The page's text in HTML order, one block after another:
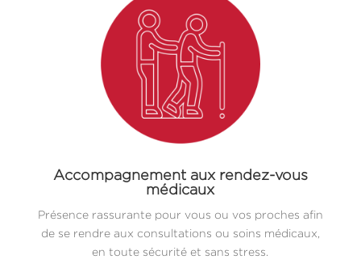
Accompagnement aux rendez-vous
médicaux
Présence rassurante pour vous ou vos proches afin
de se rendre aux consultations ou soins médicaux,
en toute sécurité et sans stress.